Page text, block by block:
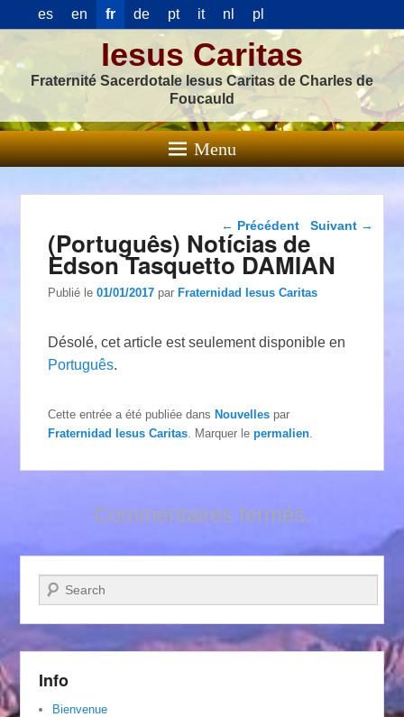
es en fr de pt it nl pl
Iesus Caritas
Fraternité Sacerdotale Iesus Caritas de Charles de
Foucauld
Menu
Navigation dans les
← Précédent Suivant →
(Português) Notícias de
Edson Tasquetto DAMIAN
Publié le01/01/2017 parFraternidad Iesus Caritas
Désolé, cet article est seulement disponible en
Português.
Cette entrée a été publiée dansNouvelles par
Fraternidad Iesus Caritas . Marquer lepermalien
Commentaires fermés.
Recherche
Info
Bienvenue